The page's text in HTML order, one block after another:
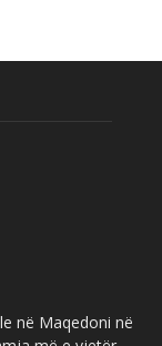
në Maqedoni në